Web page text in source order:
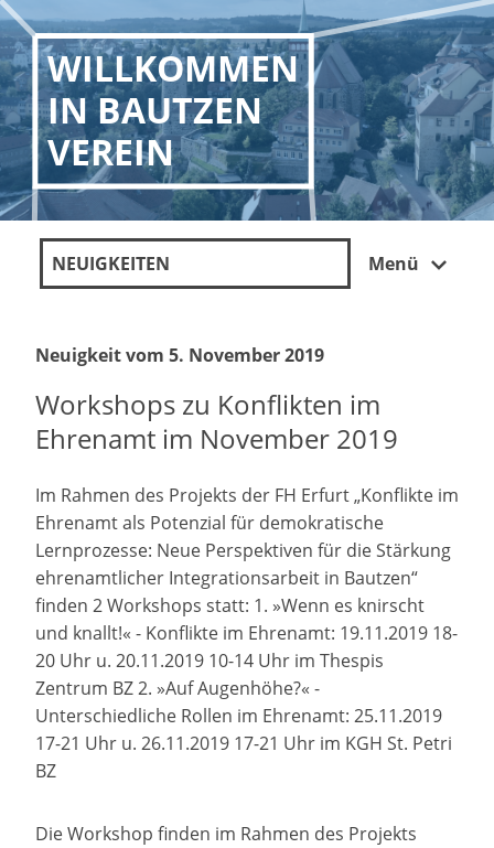
WILLKOMMEN
IN BAUTZEN
VEREIN
NEUIGKEITEN Menü
Neuigkeit vom 5. November 2019
Workshops zu Konflikten im
Ehrenamt im November 2019
Im Rahmen des Projekts der FH Erfurt „Konflikte im
Ehrenamt als Potenzial für demokratische
Lernprozesse: Neue Perspektiven für die Stärkung
ehrenamtlicher Integrationsarbeit in Bautzen“
finden 2 Workshops statt: 1. »Wenn es knirscht
und knallt!« - Konflikte im Ehrenamt: 19.11.2019 18-
20 Uhr u. 20.11.2019 10-14 Uhr im Thespis
Zentrum BZ 2. »Auf Augenhöhe?« -
Unterschiedliche Rollen im Ehrenamt: 25.11.2019
17-21 Uhr u. 26.11.2019 17-21 Uhr im KGH St. Petri
BZ
Die Workshop finden im Rahmen des Projekts